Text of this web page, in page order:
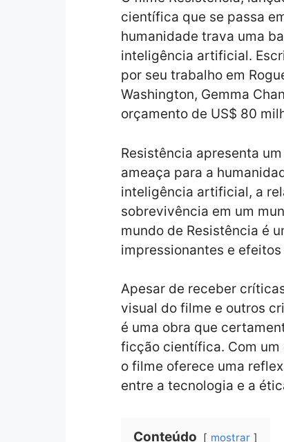
científica que se passa
humanidade trava uma
inteligência artificial.
por seu trabalho em
Washington, Gemma
orçamento de US$ 80
Resistência apresenta
ameaça para a
inteligência artificial, a
sobrevivência em um
mundo de Resistência é
impressionantes e
Apesar de receber
visual do filme e outros
é uma obra que
ficção científica. Com
o filme oferece uma
entre a tecnologia e a
Conteúdo mostrar